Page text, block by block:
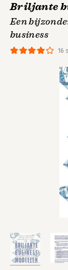
16
Briljante
Een
business